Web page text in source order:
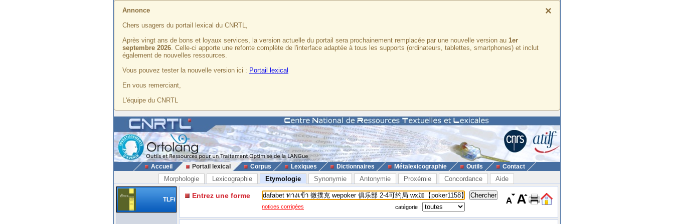
×
Annonce
Chers usagers du portail lexical du CNRTL,
Après vingt ans de bons et loyaux services, la version actuelle du portail sera prochainement remplacée par une nouvelle version au 1er
septembre 2026. Celle-ci apporte une refonte complète de l'interface adaptée à tous les supports (ordinateurs, tablettes, smartphones) et inclut
également de nouvelles ressources.
Vous pouvez tester la nouvelle version ici : Portail lexical
En vous remerciant,
L'équipe du CNRTL
Accueil Portail lexical Corpus Lexiques Dictionnaires Métalexicographie Outils Contact
Morphologie Lexicographie Etymologie Synonymie Antonymie Proxémie Concordance Aide
TLFi Entrez une forme
notices corrigées catégorie :